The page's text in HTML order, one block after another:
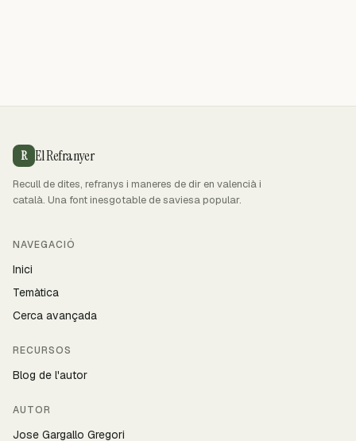
R El Refranyer
Recull de dites, refranys i maneres de dir en valencià i
català. Una font inesgotable de saviesa popular.
NAVEGACIÓ
Inici
Temàtica
Cerca avançada
RECURSOS
Blog de l'autor
AUTOR
Jose Gargallo Gregori